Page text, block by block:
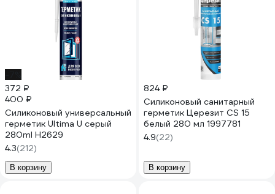
372 ₽
400 ₽
Силиконовый универсальный
герметик Ultima U серый
280ml H2629
4.3(212)
В корзину
824 ₽
Силиконовый санитарный
герметик Церезит CS 15
белый 280 мл 1997781
4.9(22)
В корзину